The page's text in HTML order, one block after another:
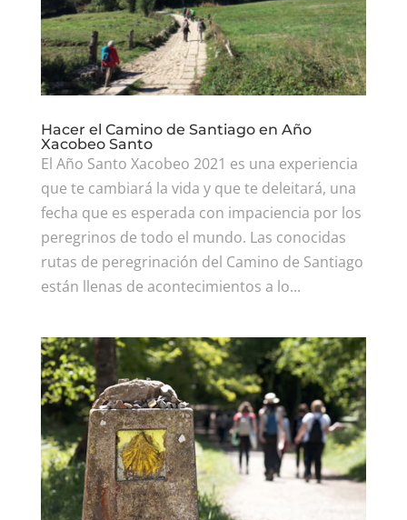
Hacer el Camino de Santiago en Año
Xacobeo Santo
El Año Santo Xacobeo 2021 es una experiencia
que te cambiará la vida y que te deleitará, una
fecha que es esperada con impaciencia por los
peregrinos de todo el mundo. Las conocidas
rutas de peregrinación del Camino de Santiago
están llenas de acontecimientos a lo...